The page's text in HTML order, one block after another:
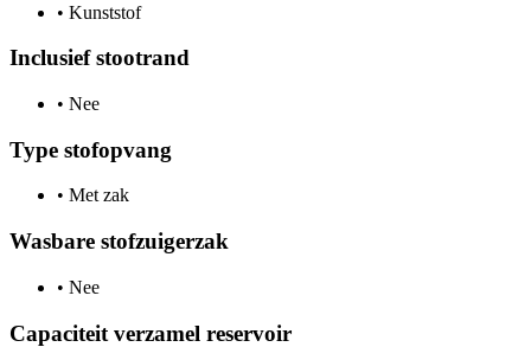
• Kunststof
Inclusief stootrand
• Nee
Type stofopvang
• Met zak
Wasbare stofzuigerzak
• Nee
Capaciteit verzamel reservoir